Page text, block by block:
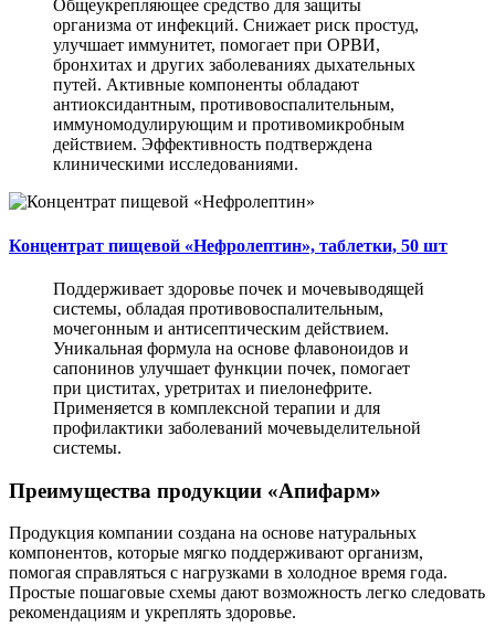
Общеукрепляющее средство для защиты
организма от инфекций. Снижает риск простуд,
улучшает иммунитет, помогает при ОРВИ,
бронхитах и других заболеваниях дыхательных
путей. Активные компоненты обладают
антиоксидантным, противовоспалительным,
иммуномодулирующим и противомикробным
действием. Эффективность подтверждена
клиническими исследованиями.
Концентрат пищевой «Нефролептин», таблетки, 50 шт
Поддерживает здоровье почек и мочевыводящей
системы, обладая противовоспалительным,
мочегонным и антисептическим действием.
Уникальная формула на основе флавоноидов и
сапонинов улучшает функции почек, помогает
при циститах, уретритах и пиелонефрите.
Применяется в комплексной терапии и для
профилактики заболеваний мочевыделительной
системы.
Преимущества продукции «Апифарм»
Продукция компании создана на основе натуральных
компонентов, которые мягко поддерживают организм,
помогая справляться с нагрузками в холодное время года.
Простые пошаговые схемы дают возможность легко следовать
рекомендациям и укреплять здоровье.